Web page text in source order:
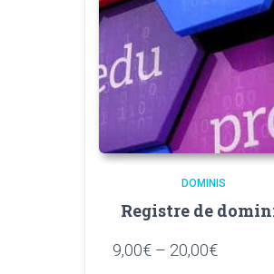
DOMINIS
Registre de
9,00€ – 20,00€Interval